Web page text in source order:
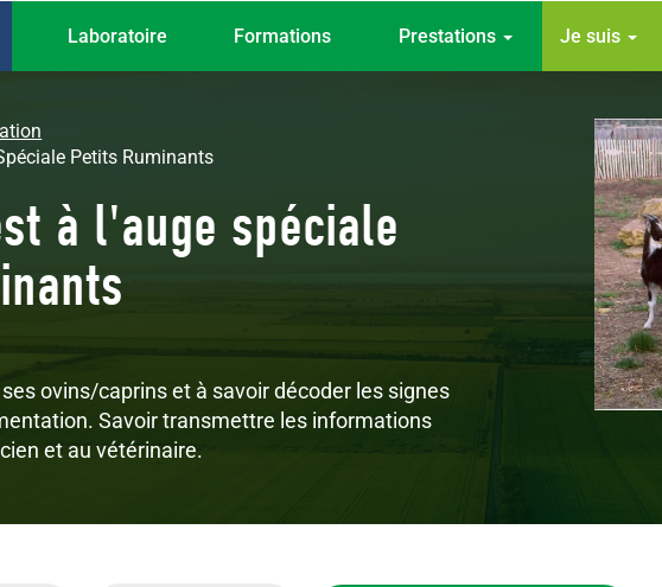
Laboratoire Formations Prestations
menu
Je suis
Petits Ruminants
à l'auge spéciale
ovins/caprins et à savoir décoder les signes
Savoir transmettre les informations
et au vétérinaire.